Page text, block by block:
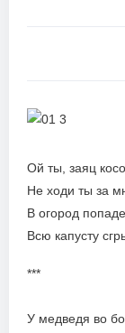
Ой ты, заяц
Не ходи ты за
В огород
Всю капусту
***
У медведя во